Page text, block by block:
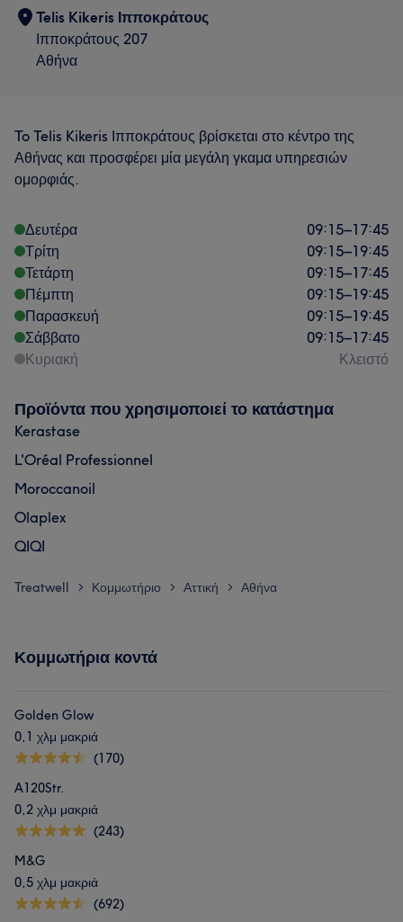
Telis Kikeris Ιπποκράτους
Ιπποκράτους 207
Αθήνα
To Telis Kikeris Ιπποκράτους βρίσκεται στο κέντρο της
Αθήνας και προσφέρει μία μεγάλη γκαμα υπηρεσιών
ομορφιάς.
Δευτέρα 09:15–17:45
Τρίτη
09:15–19:45
Τετάρτη
09:15–17:45
Πέμπτη
09:15–19:45
Παρασκευή
09:15–19:45
Σάββατο
09:15–17:45
Κυριακή
Κλειστό
Προϊόντα που χρησιμοποιεί το κατάστημα
Kerastase
L'Oréal Professionnel
Moroccanoil
Olaplex
QIQI
Treatwell > Κομμωτήριο > Αττική > Αθήνα
Κομμωτήρια κοντά
Golden Glow
0,1 χλμ μακριά
(170)
A120Str.
0,2 χλμ μακριά
(243)
M&G
0,5 χλμ μακριά
(692)